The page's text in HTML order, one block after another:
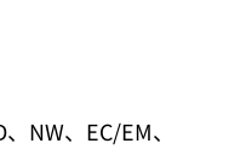
NW、EC/EM、